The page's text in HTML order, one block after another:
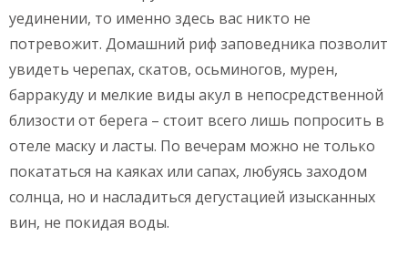
уединении, то именно здесь вас никто не
потревожит. Домашний риф заповедника позволит
увидеть черепах, скатов, осьминогов, мурен,
барракуду и мелкие виды акул в непосредственной
близости от берега – стоит всего лишь попросить в
отеле маску и ласты. По вечерам можно не только
покататься на каяках или сапах, любуясь заходом
солнца, но и насладиться дегустацией изысканных
вин, не покидая воды.